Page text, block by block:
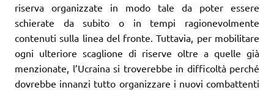
riserva organizzate in modo tale da poter essere
schierate da subito o in tempi ragionevolmente
contenuti sulla linea del fronte. Tuttavia, per mobilitare
ogni ulteriore scaglione di riserve oltre a quelle già
menzionate, l’Ucraina si troverebbe in difficoltà perché
dovrebbe innanzi tutto organizzare i nuovi combattenti